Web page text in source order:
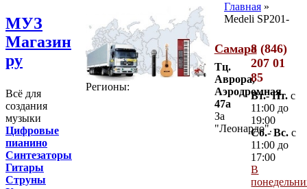
МУЗ
Магазин
ру
Всё для
создания
музыки
Цифровые
пианино
Синтезаторы
Гитары
Струны
Регионы:
Самара
Тц.
Аврора,
Аэродромная
47а
За
"Леонардо".
8 (846)
207 01
85
Вт.- Пт. c
11:00 до
19:00
Сб.- Вс. c
11:00 до
17:00
В
Главная»
Medeli SP201-